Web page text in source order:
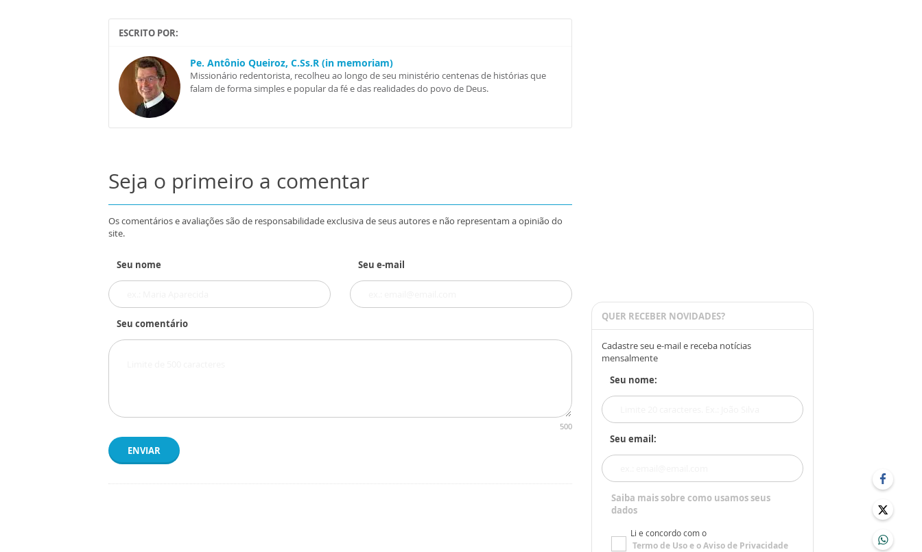
ESCRITO POR:
Pe. Antônio Queiroz, C.Ss.R (in memoriam)
Missionário redentorista, recolheu ao longo de seu ministério centenas de histórias que
falam de forma simples e popular da fé e das realidades do povo de Deus.
Seja o primeiro a comentar
Os comentários e avaliações são de responsabilidade exclusiva de seus autores e não representam a opinião do
site.
Seu nome Seu e-mail
Seu comentário
500
ENVIAR
QUER RECEBER NOVIDADES?
Cadastre seu e-mail e receba notícias
mensalmente
Seu nome:
Seu email:
Saiba mais sobre como usamos seus
dados
Li e concordo com o
Termo de Usoe oAviso de Privacidade